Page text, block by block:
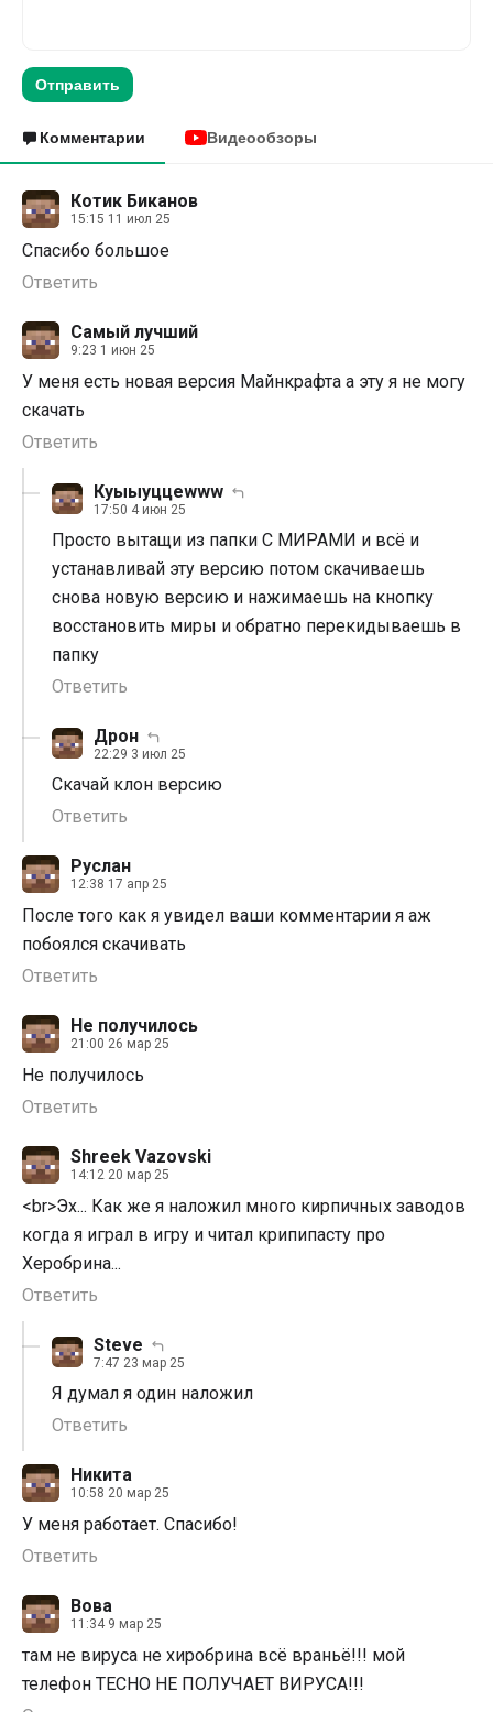
Отправить
Комментарии Видеообзоры
Котик Биканов
15:15 11 июл 25
Спасибо большое
Ответить
Самый лучший
9:23 1 июн 25
У меня есть новая версия Майнкрафта а эту я не могу
скачать
Ответить
Куыыуццewww
17:50 4 июн 25
Просто вытащи из папки С МИРАМИ и всё и
устанавливай эту версию потом скачиваешь
снова новую версию и нажимаешь на кнопку
восстановить миры и обратно перекидываешь в
папку
Ответить
Дрон
22:29 3 июл 25
Скачай клон версию
Ответить
Руслан
12:38 17 апр 25
После того как я увидел ваши комментарии я аж
побоялся скачивать
Ответить
Не получилось
21:00 26 мар 25
Не получилось
Ответить
Shreek Vazovski
14:12 20 мар 25
<br>Эх... Как же я наложил много кирпичных заводов
когда я играл в игру и читал крипипасту про
Херобрина...
Ответить
Steve
7:47 23 мар 25
Я думал я один наложил
Ответить
Никита
10:58 20 мар 25
У меня работает. Спасибо!
Ответить
Вова
11:34 9 мар 25
там не вируса не хиробрина всё враньё!!! мой
телефон TECHO НЕ ПОЛУЧАЕТ ВИРУСА!!!